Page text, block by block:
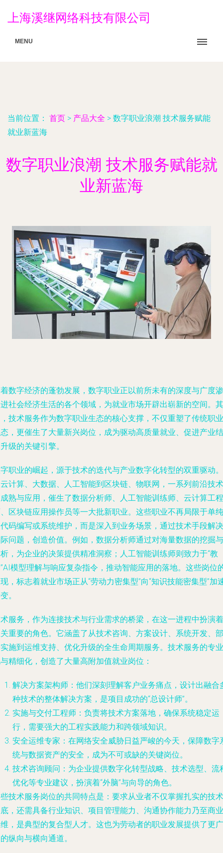
上海溪继网络科技有限公司
MENU
当前位置： 首页 > 产品大全 > 数字职业浪潮 技术服务赋能
就业新蓝海
数字职业浪潮 技术服务赋能就
业新蓝海
数字经济的蓬勃发展，数字职业正以前所未有的深度与广度渗
社会经济生活的各个领域，为就业市场开辟出崭新的空间。其
技术服务作为数字职业生态的核心支撑，不仅重塑了传统职业
，更催生了大量新兴岗位，成为驱动高质量就业、促进产业结
级的关键引擎。
职业的崛起，源于技术的迭代与产业数字化转型的双重驱动。
计算、大数据、人工智能到区块链、物联网，一系列前沿技术
熟与应用，催生了数据分析师、人工智能训练师、云计算工程
区块链应用操作员等一大批新职业。这些职业不再局限于单纯
码编写或系统维护，而是深入到业务场景，通过技术手段解决
问题，创造价值。例如，数据分析师通过对海量数据的挖掘与
，为企业的决策提供精准洞察；人工智能训练师则致力于“教
模型理解与响应复杂指令，推动智能应用的落地。这些岗位
，标志着就业市场正从“劳动力密集型”向“知识技能密集型”加
。
服务，作为连接技术与行业需求的桥梁，在这一进程中扮演着
重要的角色。它涵盖了从技术咨询、方案设计、系统开发、部
施到运维支持、优化升级的全生命周期服务。技术服务的专业
精细化，创造了大量高附加值就业岗位：
解决方案架构师 ：他们深刻理解客户业务痛点，设计出融合
种技术的整体解决方案，是项目成功的“总设计师”。
实施与交付工程师 ：负责将技术方案落地，确保系统稳定运
行，需要强大的工程实践能力和跨领域知识。
安全运维专家 ：在网络安全威胁日益严峻的今天，保障数字
统与数据资产的安全，成为不可或缺的关键岗位。
技术咨询顾问 ：为企业提供数字化转型战略、技术选型、流
优化等专业建议，扮演着“外脑”与向导的角色。
技术服务岗位的共同特点是：要求从业者不仅掌握扎实的技术
，还需具备行业知识、项目管理能力、沟通协作能力乃至商业
，是典型的复合型人才。这也为劳动者的职业发展提供了更广
纵向与横向通道。